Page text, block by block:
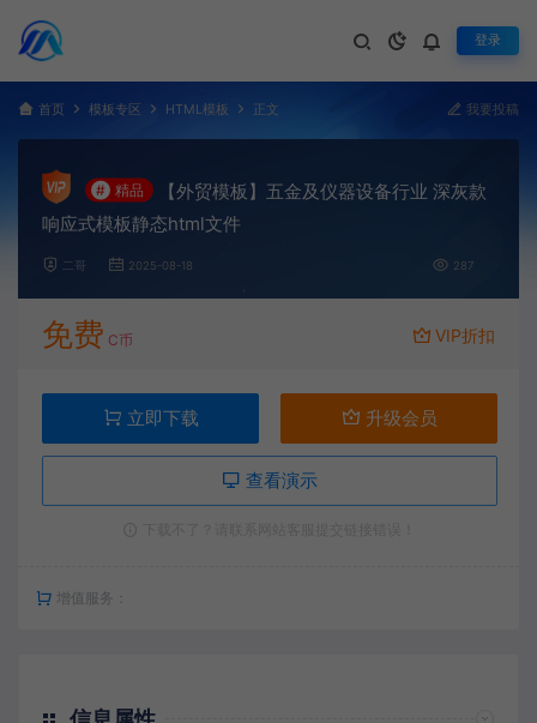
登录
首页 模板专区 HTML模板 正文 我要投稿
# 精品
【外贸模板】五金及仪器设备行业 深灰款
响应式模板静态html文件
二哥 2025-08-18 287
免费 C币 VIP折扣
立即下载 升级会员
查看演示
增值服务：